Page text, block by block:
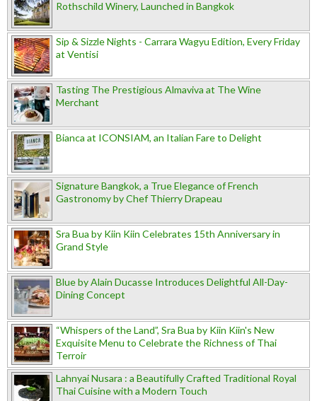
Rothschild Winery, Launched in Bangkok
Sip & Sizzle Nights - Carrara Wagyu Edition, Every Friday
at Ventisi
Tasting The Prestigious Almaviva at The Wine
Merchant
Bianca at ICONSIAM, an Italian Fare to Delight
Signature Bangkok, a True Elegance of French
Gastronomy by Chef Thierry Drapeau
Sra Bua by Kiin Kiin Celebrates 15th Anniversary in
Grand Style
Blue by Alain Ducasse Introduces Delightful All-Day-
Dining Concept
“Whispers of the Land”, Sra Bua by Kiin Kiin's New
Exquisite Menu to Celebrate the Richness of Thai
Terroir
Lahnyai Nusara : a Beautifully Crafted Traditional Royal
Thai Cuisine with a Modern Touch